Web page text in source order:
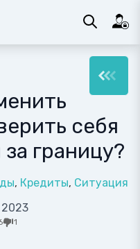
себя
границу?
Кредиты Ситуация
2023
1